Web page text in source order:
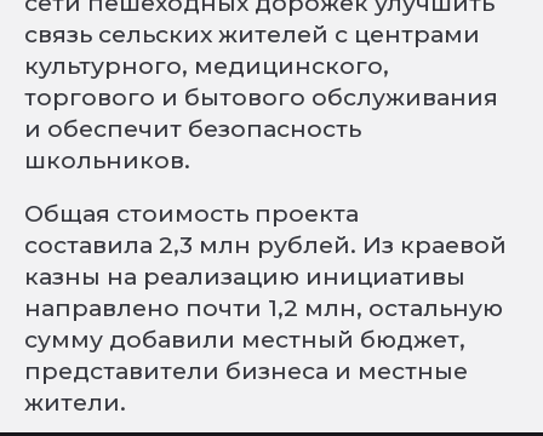
связь сельских жителей с центрами
культурного, медицинского,
торгового и бытового обслуживания
и обеспечит безопасность
школьников.
Общая стоимость проекта
составила 2,3 млн рублей. Из краевой
казны на реализацию инициативы
направлено почти 1,2 млн, остальную
сумму добавили местный бюджет,
представители бизнеса и местные
жители.